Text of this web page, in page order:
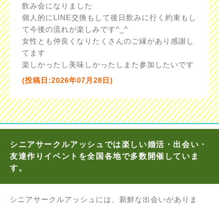
飲み会になりました
個人的にLINE交換もして後日飲みに行く約束もし
て今後の流れが楽しみです^_^
女性とも仲良くなりたくさんのご縁があり感謝し
てます
楽しかったし美味しかったしまた参加したいです
(投稿日:2026年07月28日)
シニアサークルアッシュでは楽しい婚活・出会い・
友達作りイベントを全国各地で多数開催していま
す。
シニアサークルアッシュには、新鮮な出会いがありま